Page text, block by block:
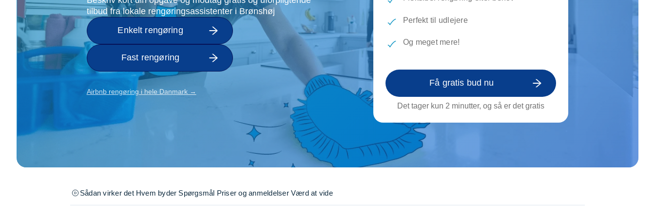
Opsætning af skillevæg
Rengøring
Tømrer
Træfældning
Transport af genstande
Tunge løft
TV installation og opsætning
Underholdning
Vinduespudsning VVS
Se alle...
tilbud fra lokale rengøringsassistenter i Brønshøj
Enkelt rengøring
Fast rengøring
Airbnb rengøring i hele Danmark →
Perfekt til udlejere
Og meget mere!
Få gratis bud nu
Det tager kun 2 minutter, og så er det gratis
Sådan virker det Hvem byder Spørgsmål Priser og anmeldelser Værd at vide